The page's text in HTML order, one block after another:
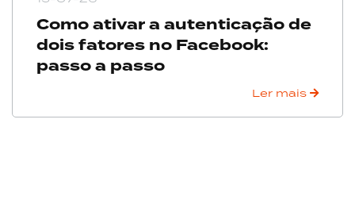
Como ativar a autenticação de
dois fatores no Facebook:
passo a passo
Ler mais